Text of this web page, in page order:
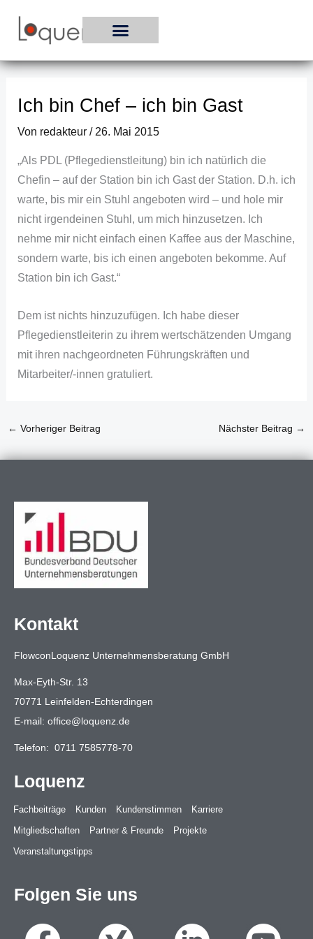
Inhalt
Ich bin Chef – ich bin Gast
Von redakteur / 26. Mai 2015
„Als PDL (Pflegedienstleitung) bin ich natürlich die
Chefin – auf der Station bin ich Gast der Station. D.h. ich
warte, bis mir ein Stuhl angeboten wird – und hole mir
nicht irgendeinen Stuhl, um mich hinzusetzen. Ich
nehme mir nicht einfach einen Kaffee aus der Maschine,
sondern warte, bis ich einen angeboten bekomme. Auf
Station bin ich Gast.“
Dem ist nichts hinzuzufügen. Ich habe dieser
Pflegedienstleiterin zu ihrem wertschätzenden Umgang
mit ihren nachgeordneten Führungskräften und
Mitarbeiter/-innen gratuliert.
← Vorheriger Beitrag Nächster Beitrag →
Kontakt
FlowconLoquenz Unternehmensberatung GmbH
Max-Eyth-Str. 13
70771 Leinfelden-Echterdingen
E-mail: office@loquenz.de
Telefon: 0711 7585778-70
Loquenz
Fachbeiträge Kunden Kundenstimmen
Karriere
Mitgliedschaften
Partner & Freunde
Projekte
Veranstaltungstipps
Folgen Sie uns